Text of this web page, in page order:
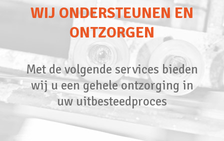
WIJ ONDERSTEUNEN EN
ONTZORGEN
Met de volgende services bieden
wij u een gehele ontzorging in
uw uitbesteedproces